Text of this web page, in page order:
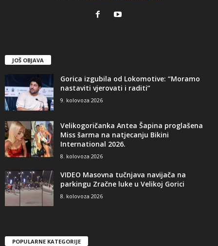
JOŠ OBJAVA
Gorica izgubila od Lokomotive: “Moramo
nastaviti vjerovati i raditi”
9. kolovoza 2026
Velikogoričanka Antea Šapina proglašena
Miss šarma na natjecanju Bikini
International 2026.
8. kolovoza 2026
VIDEO Masovna tučnjava navijača na
parkingu Zračne luke u Velikoj Gorici
8. kolovoza 2026
POPULARNE KATEGORIJE